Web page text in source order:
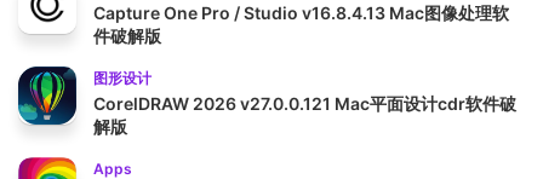
Capture One Pro / Studio v16.8.4.13 Mac图像处理软
件破解版
图形设计
CorelDRAW 2026 v27.0.0.121 Mac平面设计cdr软件破
解版
Apps